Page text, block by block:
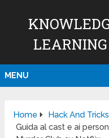
MENU
Home
Hack And Tricks
Guida al cast e ai